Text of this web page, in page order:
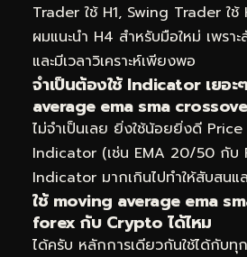
Trader ใช้ H1, Swing Trader ใ
ผมแนะนำ H4 สำหรับมือใหม่ เพร
และมีเวลาวิเคราะห์เพียงพอ
จำเป็นต้องใช้ Indicator เยอ
average ema sma
ไม่จำเป็นเลย ยิ่งใช้น้อยยิ่งดี
Indicator (เช่น EMA 20/50 กับ
Indicator มากเกินไปทำให้สับสนแ
ใช้ moving average ema
forex กับ Crypto ได้ไหม
ได้ครับ หลักการเดียวกันใช้ได้กับทุ